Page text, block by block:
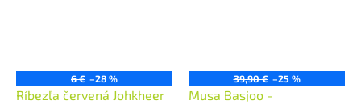
odolná do -18 °C.
6 € –28 %
Ríbezľa červená Johkheer
39,90 € –25 %
Musa Basjoo -